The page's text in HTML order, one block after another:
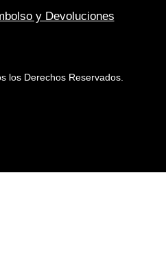
y Devoluciones
los Derechos Reservados.